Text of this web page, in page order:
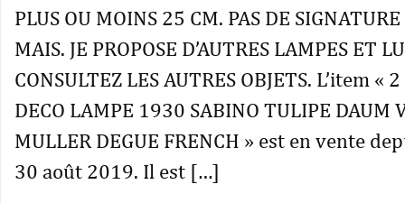
PLUS OU MOINS 25 CM. PAS DE
MAIS. JE PROPOSE D’AUTRES LAMPES ET
CONSULTEZ LES AUTRES OBJETS. L’item «
DECO LAMPE 1930 SABINO TULIPE DAUM
MULLER DEGUE FRENCH » est en vente
30 août 2019. Il est […]